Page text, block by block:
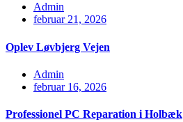
Admin
februar 21, 2026
Oplev Løvbjerg Vejen
Admin
februar 16, 2026
Professionel PC Reparation i Holbæk